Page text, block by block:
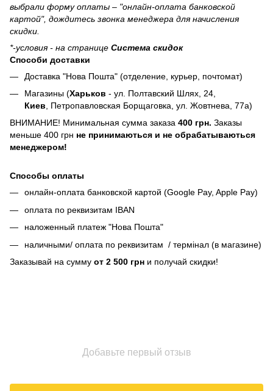
выбрали форму оплаты – "онлайн-оплата банковской
картой", дождитесь звонка менеджера для начисления
скидки.
*-условия - на странице Система скидок
Способи доставки
Доставка "Нова Пошта" (отделение, курьер, почтомат)
Магазины (Харьков - ул. Полтавский Шлях, 24,
Киев , Петропавловская Борщаговка, ул. Жовтнева, 77а)
ВНИМАНИЕ! Минимальная сумма заказа 400 грн. Заказы
меньше 400 грн не принимаються и не обрабатываються
менеджером!
Способы оплаты
онлайн-оплата банковской картой (Google Pay, Apple Pay)
оплата по реквизитам IBAN
наложенный платеж "Нова Пошта"
наличными/ оплата по реквизитам / термінал (в магазине)
Заказывай на сумму от 2 500 грн и получай скидки!
Добавьте первый отзыв